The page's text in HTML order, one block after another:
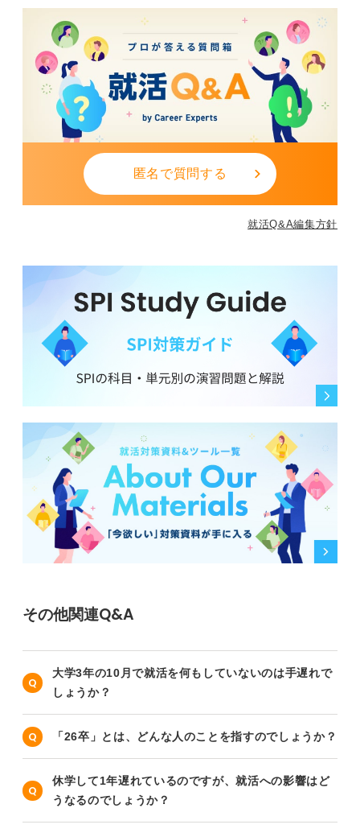
匿名で質問する
就活Q&A編集方針
その他関連Q&A
大学3年の10月で就活を何もしていないのは手遅れで
しょうか？
「26卒」とは、どんな人のことを指すのでしょうか？
休学して1年遅れているのですが、就活への影響はど
うなるのでしょうか？